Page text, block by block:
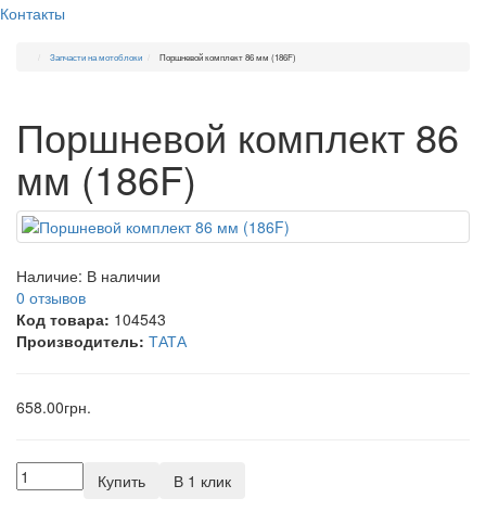
Контакты
Запчасти на мотоблоки Поршневой комплект 86 мм (186F)
Поршневой комплект 86
мм (186F)
Наличие: В наличии
0 отзывов
Код товара: 104543
Производитель: ТАТА
658.00грн.
Купить В 1 клик